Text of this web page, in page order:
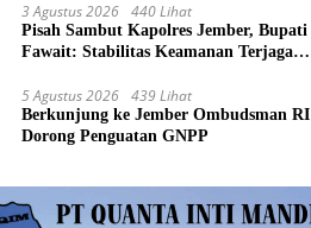
3 Agustus 2026 440 Lihat
Pisah Sambut Kapolres Jember, Bupati
Fawait: Stabilitas Keamanan Terjaga
5 Agustus 2026 439 Lihat
Berkunjung ke Jember Ombudsman RI
Dorong Penguatan GNPP